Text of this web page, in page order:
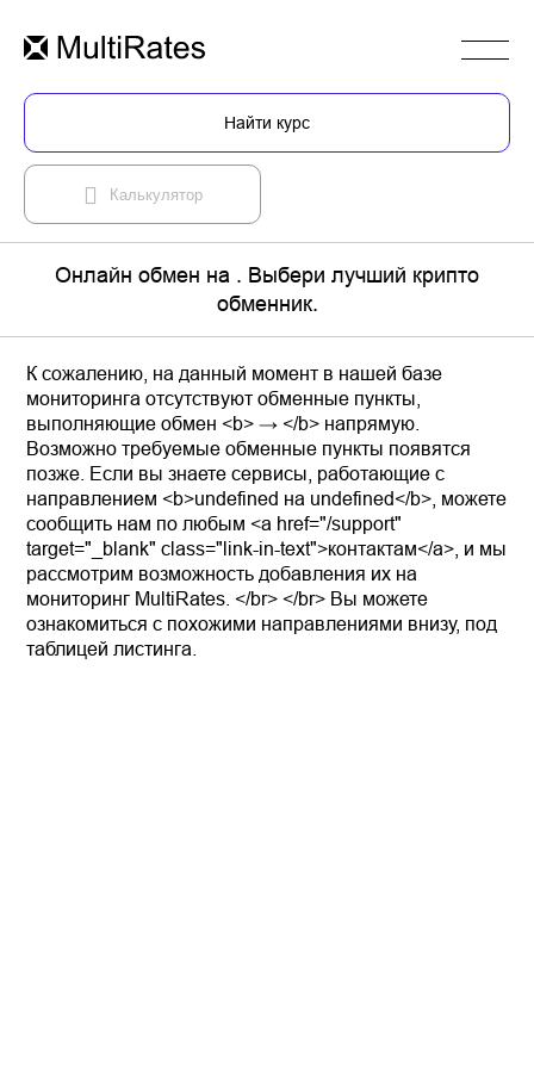
Найти курс
Калькулятор
Онлайн обмен на . Выбери лучший крипто
обменник.
К сожалению, на данный момент в нашей базе
мониторинга отсутствуют обменные пункты,
выполняющие обмен <b> → </b> напрямую.
Возможно требуемые обменные пункты появятся
позже. Если вы знаете сервисы, работающие с
направлением <b>undefined на undefined</b>, можете
сообщить нам по любым <a href="/support"
target="_blank" class="link-in-text">контактам</a>, и мы
рассмотрим возможность добавления их на
мониторинг MultiRates. </br> </br> Вы можете
ознакомиться с похожими направлениями внизу, под
таблицей листинга.